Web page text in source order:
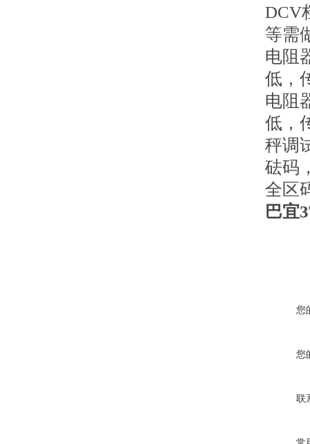
DCV
等需
电阻
低，
电阻
低，
秤调
砝码
全区
巴宜
您
您
联